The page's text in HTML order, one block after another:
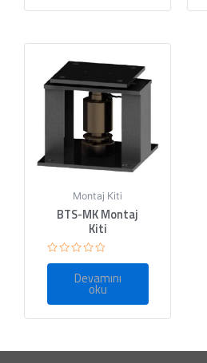
Montaj Kiti
BTS-MK Montaj
Kiti
5
Devamını
oku